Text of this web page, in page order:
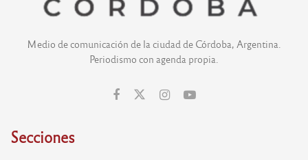
Medio de comunicación de la ciudad de Córdoba, Argentina.
Periodismo con agenda propia.
Secciones